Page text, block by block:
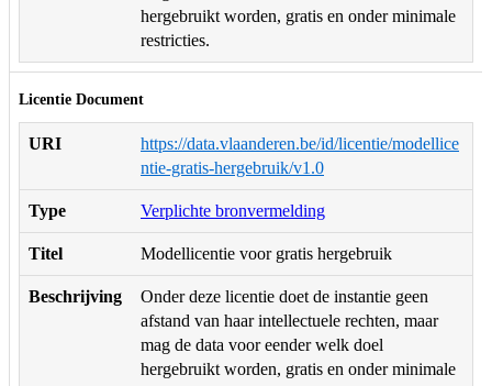
hergebruikt worden, gratis en onder minimale
restricties.
Licentie Document
URI
https://data.vlaanderen.be/id/licentie/modellice
ntie-gratis-hergebruik/v1.0
Type Verplichte bronvermelding
Titel Modellicentie voor gratis hergebruik
Beschrijving
Onder deze licentie doet de instantie geen
afstand van haar intellectuele rechten, maar
mag de data voor eender welk doel
hergebruikt worden, gratis en onder minimale